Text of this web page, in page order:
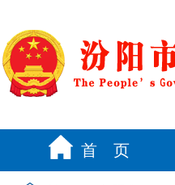
首 页